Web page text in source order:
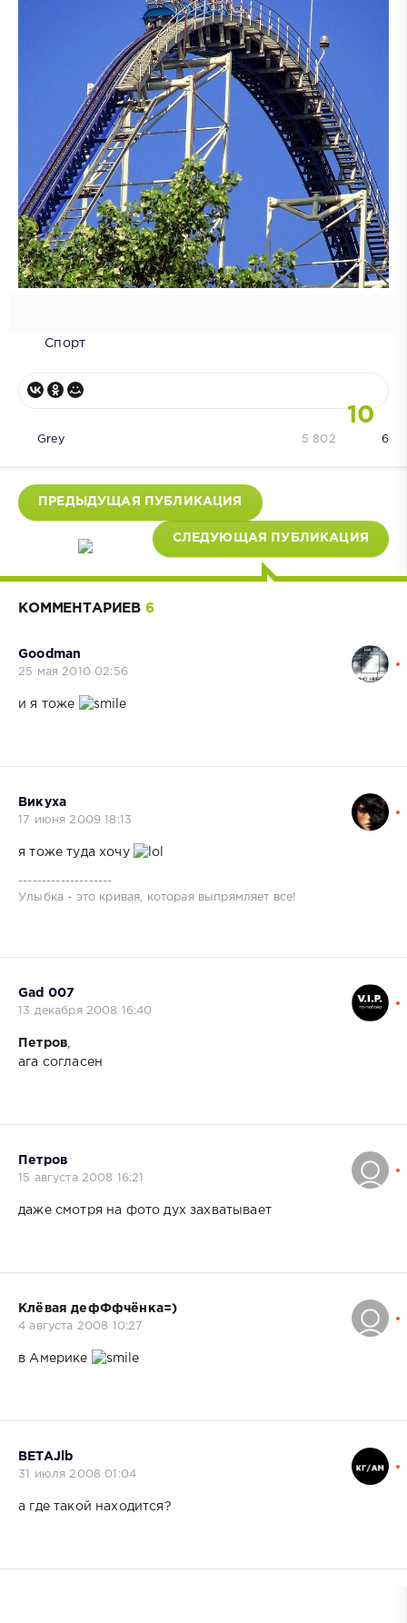
Спорт
10
Grey 6
5 802
ПРЕДЫДУЩАЯ ПУБЛИКАЦИЯ
СЛЕДУЮЩАЯ ПУБЛИКАЦИЯ
КОММЕНТАРИЕВ 6
Goodman
25 мая 2010 02:56
и я тоже
Викуха
17 июня 2009 18:13
я тоже туда хочу
--------------------
Улыбка - это кривая, которая выпрямляет все!
Gad 007
13 декабря 2008 16:40
Петров,
ага согласен
Петров
15 августа 2008 16:21
даже смотря на фото дух захватывает
Клёвая дефФфчёнка=)
4 августа 2008 10:27
в Америке
BETAJlb
31 июля 2008 01:04
а где такой находится?